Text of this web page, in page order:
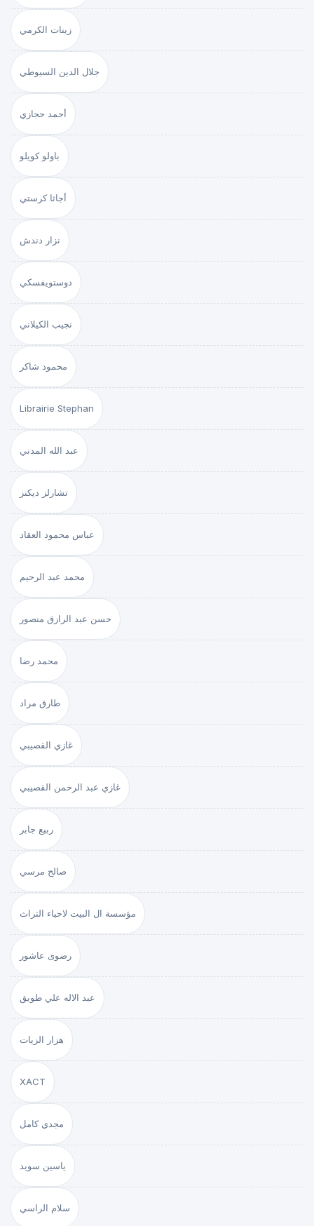
زينات الكرمي
جلال الدين السيوطي
أحمد حجازي
باولو كويلو
أجاثا كرستي
نزار دندش
دوستويفسكي
نجيب الكيلاني
محمود شاكر
Librairie Stephan
عبد الله المدني
تشارلز ديكنز
عباس محمود العقاد
محمد عبد الرحيم
حسن عبد الرازق منصور
محمد رضا
طارق مراد
غازي القصيبي
غازي عبد الرحمن القصيبي
ربيع جابر
صالح مرسي
مؤسسة ال البيت لاحياء التراث
رضوى عاشور
عبد الاله علي طويق
هزار الزيات
XACT
مجدي كامل
ياسين سويد
سلام الراسي